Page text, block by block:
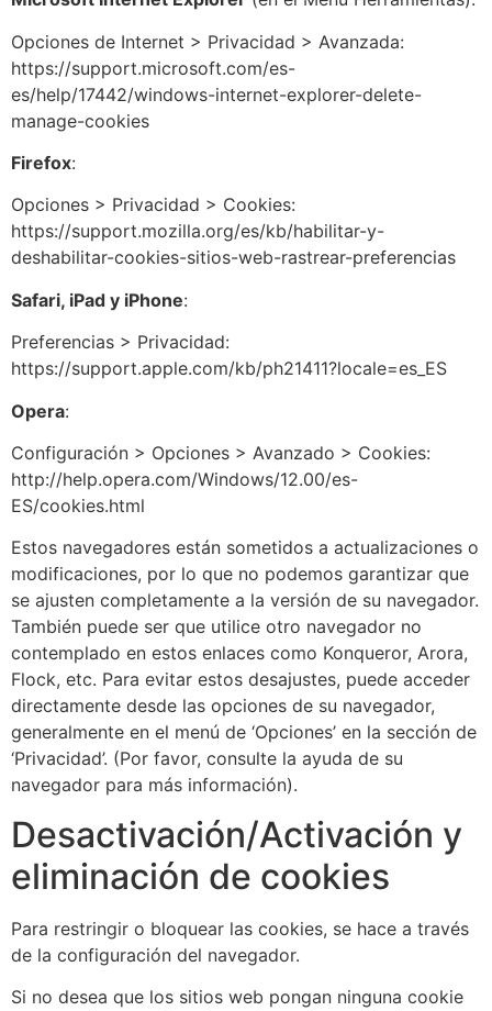
Opciones de Internet > Privacidad > Avanzada:
https://support.microsoft.com/es-
es/help/17442/windows-internet-explorer-delete-
manage-cookies
Firefox:
Opciones > Privacidad > Cookies:
https://support.mozilla.org/es/kb/habilitar-y-
deshabilitar-cookies-sitios-web-rastrear-preferencias
Safari, iPad y iPhone:
Preferencias > Privacidad:
https://support.apple.com/kb/ph21411?locale=es_ES
Opera:
Configuración > Opciones > Avanzado > Cookies:
http://help.opera.com/Windows/12.00/es-
ES/cookies.html
Estos navegadores están sometidos a actualizaciones o
modificaciones, por lo que no podemos garantizar que
se ajusten completamente a la versión de su navegador.
También puede ser que utilice otro navegador no
contemplado en estos enlaces como Konqueror, Arora,
Flock, etc. Para evitar estos desajustes, puede acceder
directamente desde las opciones de su navegador,
generalmente en el menú de ‘Opciones’ en la sección de
‘Privacidad’. (Por favor, consulte la ayuda de su
navegador para más información).
Desactivación/Activación y
eliminación de cookies
Para restringir o bloquear las cookies, se hace a través
de la configuración del navegador.
Si no desea que los sitios web pongan ninguna cookie